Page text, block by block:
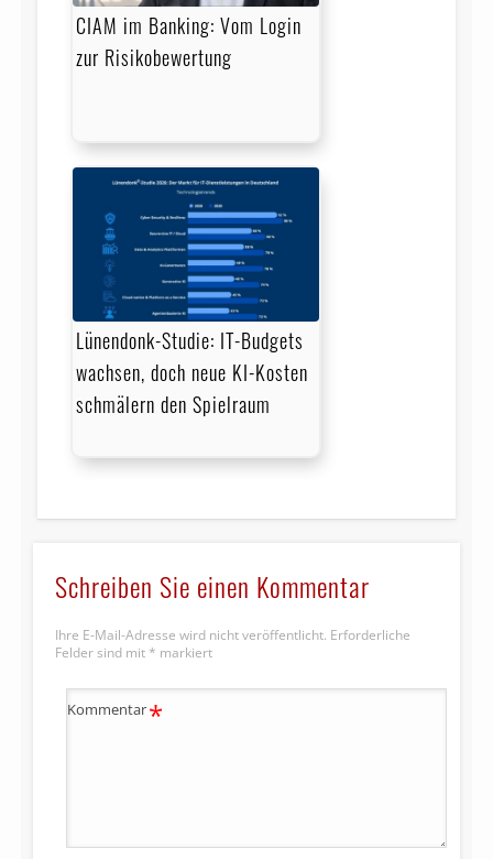
CIAM im Banking: Vom Login
zur Risikobewertung
Lünendonk-Studie: IT-Budgets
wachsen, doch neue KI-Kosten
schmälern den Spielraum
Schreiben Sie einen Kommentar
Ihre E-Mail-Adresse wird nicht veröffentlicht. Erforderliche
Felder sind mit * markiert
Kommentar*